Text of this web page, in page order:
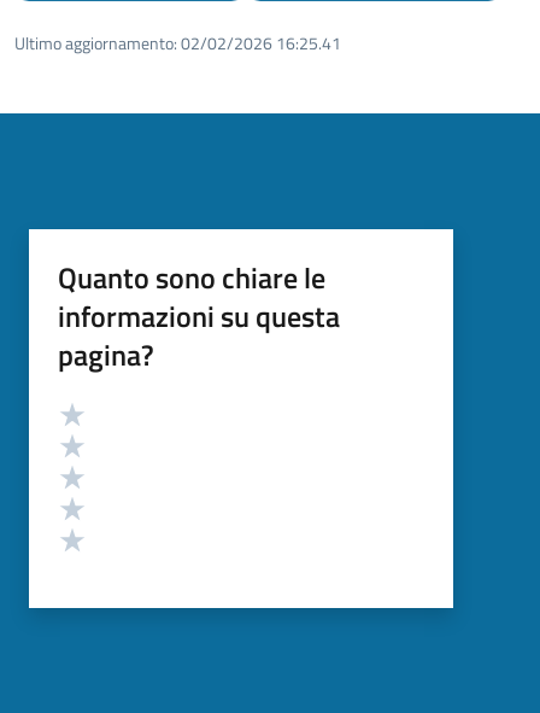
Ultimo aggiornamento:02/02/2026 16:25.41
Quanto sono chiare le
informazioni su questa
pagina?
Valutazione